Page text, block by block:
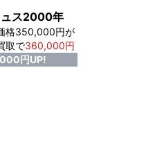
ス2000年
格350,000円が
取で360,000円
円UP!